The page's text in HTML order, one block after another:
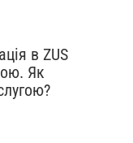
в ZUS
Як